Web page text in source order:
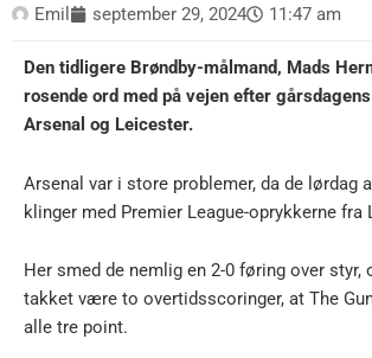
Emil september 29, 2024 11:47 am
Den tidligere Brøndby-målmand, Mads
rosende ord med på vejen efter
Arsenal og Leicester.
Arsenal var i store problemer, da de lørdag
klinger med Premier League-oprykkerne fra
Her smed de nemlig en 2-0 føring over styr,
takket være to overtidsscoringer, at The
alle tre point.